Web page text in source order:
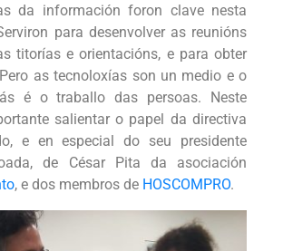
da información foron clave nesta
para desenvolver as reunións
titorías e orientacións, e para obter
as tecnoloxías son un medio e o
é o traballo das persoas. Neste
salientar o papel da directiva
e en especial do seu presidente
de César Pita da asociación
, e dos membros de HOSCOMPRO.